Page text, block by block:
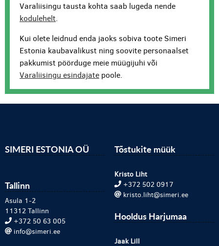
Varaliisingu tausta kohta saab lugeda nende
kodulehelt.
Kui olete leidnud enda jaoks sobiva toote Simeri
Estonia kaubavalikust ning soovite personaalset
pakkumist pöörduge meie müügijuhi või
Varaliisingu esindajate poole.
SIMERI ESTONIA OÜ
Tallinn
Asula 1-2
11312 Tallinn
+372 50 63 005
info@simeri.ee
Tõstukite müük
Kristo Liht
+372 502 0917
kristo.liht@simeri.ee
Hooldus Harjumaa
Jaak Lill